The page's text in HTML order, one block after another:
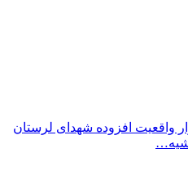
واقعیت افزوده شهدای لرستان